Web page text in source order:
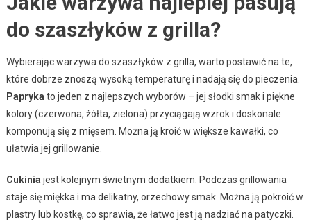
do szaszłyków z grilla?
Wybierając warzywa do szaszłyków z grilla, warto postawić na te,
które dobrze znoszą wysoką temperaturę i nadają się do pieczenia.
Papryka to jeden z najlepszych wyborów – jej słodki smak i piękne
kolory (czerwona, żółta, zielona) przyciągają wzrok i doskonale
komponują się z mięsem. Można ją kroić w większe kawałki, co
ułatwia jej grillowanie.
Cukinia jest kolejnym świetnym dodatkiem. Podczas grillowania
staje się miękka i ma delikatny, orzechowy smak. Można ją pokroić w
plastry lub kostkę, co sprawia, że łatwo jest ją nadziać na patyczki.